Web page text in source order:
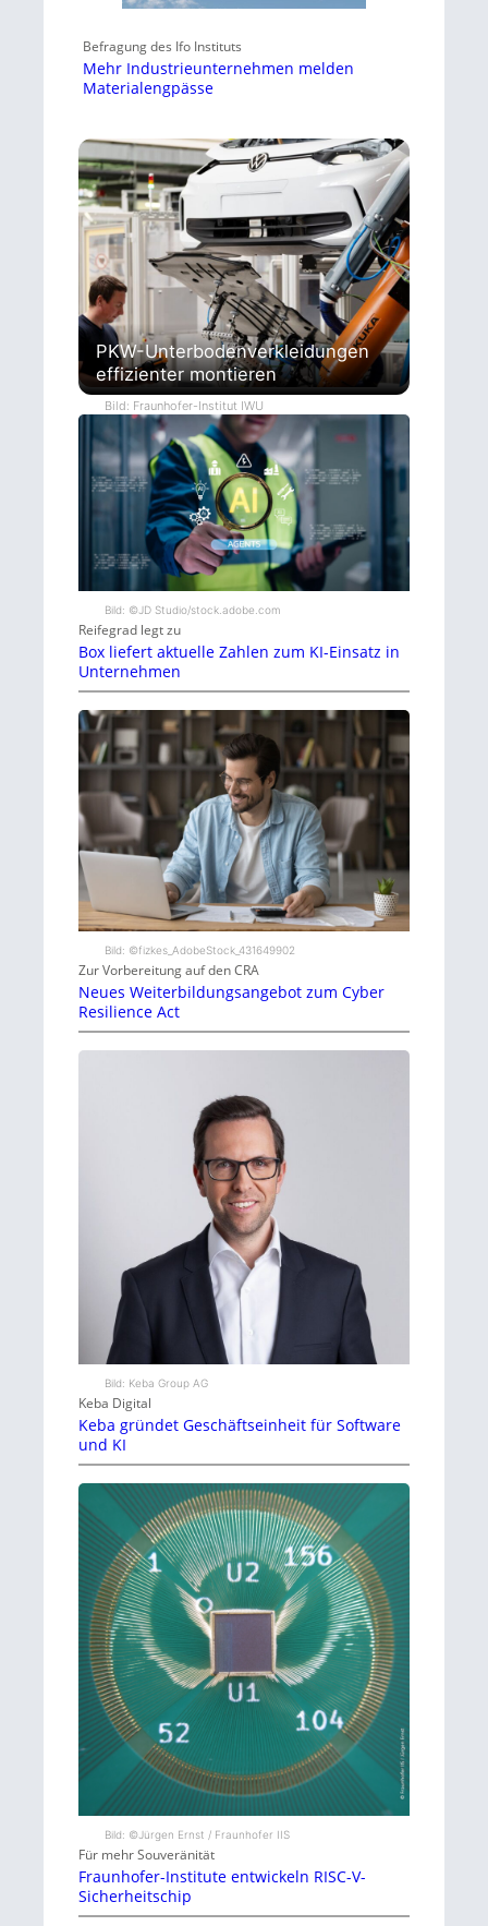
Befragung des Ifo Instituts
Mehr Industrieunternehmen melden
Materialengpässe
PKW-Unterbodenverkleidungen
effizienter montieren
Bild: Fraunhofer-Institut IWU
Bild: ©JD Studio/stock.adobe.com
Reifegrad legt zu
Box liefert aktuelle Zahlen zum KI-Einsatz in
Unternehmen
Bild: ©fizkes_AdobeStock_431649902
Zur Vorbereitung auf den CRA
Neues Weiterbildungsangebot zum Cyber
Resilience Act
Bild: Keba Group AG
Keba Digital
Keba gründet Geschäftseinheit für Software
und KI
Bild: ©Jürgen Ernst / Fraunhofer IIS
Für mehr Souveränität
Fraunhofer-Institute entwickeln RISC-V-
Sicherheitschip